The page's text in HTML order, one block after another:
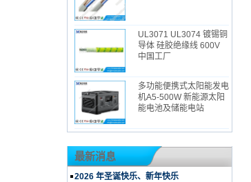
UL3071 UL3074 镀锡铜
导体 硅胶绝缘线 600V
中国工厂
多功能便携式太阳能发电
机A5-500W 新能源太阳
能电池及储能电站
最新消息
2026 年圣诞快乐、新年快乐